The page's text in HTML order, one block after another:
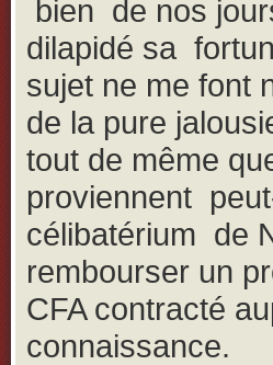
bien de nos
dilapidé sa
sujet ne me font
de la pure
tout de même
proviennent
célibatérium de
rembourser un
CFA contracté
connaissance.